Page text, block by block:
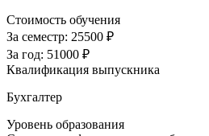
Стоимость обучения
За семестр: 25500 ₽
За год: 51000 ₽
Квалификация выпускника
Бухгалтер
Уровень образования